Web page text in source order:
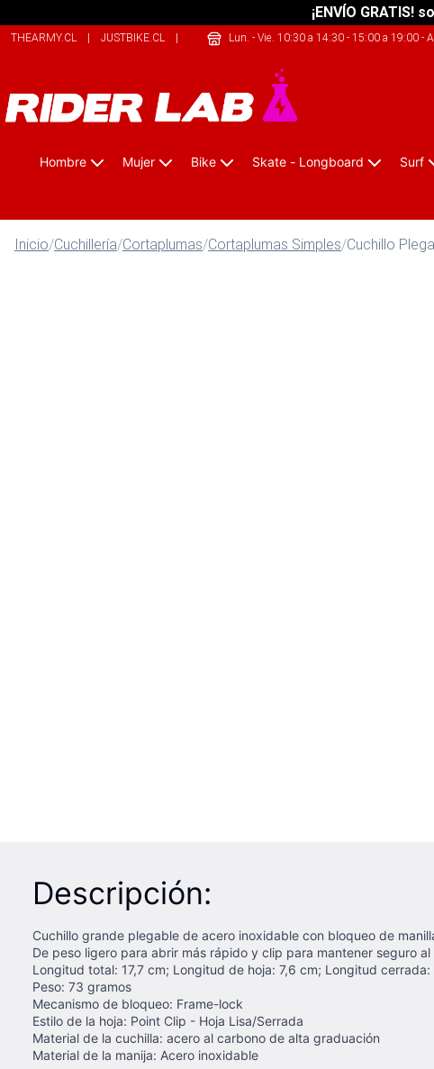
¡ENVÍO GRATIS!
THEARMY.CL | JUSTBIKE.CL | SHERPALIFE.COM.AR
Lun. - Vie. 10:30 a 14:30 - 15:00 a 19:00-
Hombre Mujer Bike Skate - Longboard Surf
Inicio/Cuchillería/Cortaplumas/Cortaplumas Simples/Cuchillo
Descripción:
Cuchillo grande plegable de acero inoxidable con bloqueo de
De peso ligero para abrir más rápido y clip para mantener seguro al
Longitud total: 17,7 cm; Longitud de hoja: 7,6 cm; Longitud cerrada:
Peso: 73 gramos
Mecanismo de bloqueo: Frame-lock
Estilo de la hoja: Point Clip - Hoja Lisa/Serrada
Material de la cuchilla: acero al carbono de alta graduación
Material de la manija: Acero inoxidable